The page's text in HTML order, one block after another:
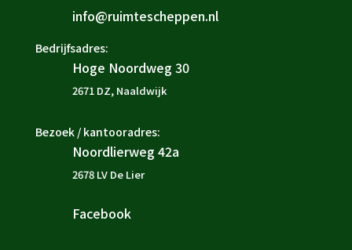
info@ruimtescheppen.nl
Bedrijfsadres:
Hoge Noordweg 30
2671 DZ, Naaldwijk
Bezoek / kantooradres:
Noordlierweg 42a
2678 LV De Lier
Facebook